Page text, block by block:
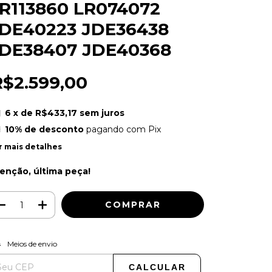
LR074072
JDE36438
JDE40368
6 x de R$433,17 sem juros
10% de descontopagando com Pix
mais detalhes
última peça!
para o CEP:
Meios de envio
CALCULAR